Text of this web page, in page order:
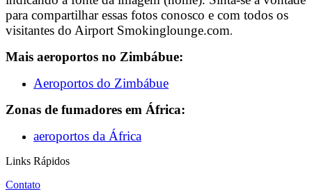
para compartilhar essas fotos conosco e com todos os
visitantes do Airport Smokinglounge.com.
Mais aeroportos no Zimbábue:
Aeroportos do Zimbábue
Zonas de fumadores em África:
aeroportos da África
Links Rápidos
Contato